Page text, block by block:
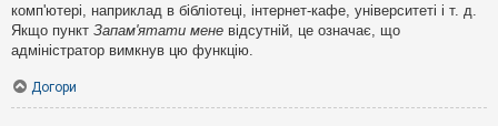
комп'ютері, наприклад в бібліотеці, інтернет-кафе, університеті і т. д.
Якщо пункт Запам'ятати мене відсутній, це означає, що
адміністратор вимкнув цю функцію.
Догори